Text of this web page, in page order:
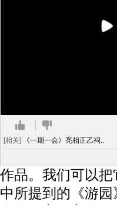
[相关] 《一期一会》亮相正乙祠..
作品。我们可以把
中所提到的《游